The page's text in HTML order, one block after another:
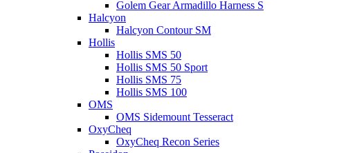
Golem Gear Armadillo Harness S
Halcyon
Halcyon Contour SM
Hollis
Hollis SMS 50
Hollis SMS 50 Sport
Hollis SMS 75
Hollis SMS 100
OMS
OMS Sidemount Tesseract
OxyCheq
OxyCheq Recon Series